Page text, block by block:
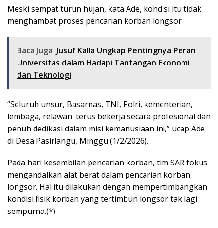
Meski sempat turun hujan, kata Ade, kondisi itu tidak
menghambat proses pencarian korban longsor.
Baca Juga Jusuf Kalla Ungkap Pentingnya Peran
Universitas dalam Hadapi Tantangan Ekonomi
dan Teknologi
“Seluruh unsur, Basarnas, TNI, Polri, kementerian,
lembaga, relawan, terus bekerja secara profesional dan
penuh dedikasi dalam misi kemanusiaan ini,” ucap Ade
di Desa Pasirlangu, Minggu (1/2/2026).
Pada hari kesembilan pencarian korban, tim SAR fokus
mengandalkan alat berat dalam pencarian korban
longsor. Hal itu dilakukan dengan mempertimbangkan
kondisi fisik korban yang tertimbun longsor tak lagi
sempurna.(*)